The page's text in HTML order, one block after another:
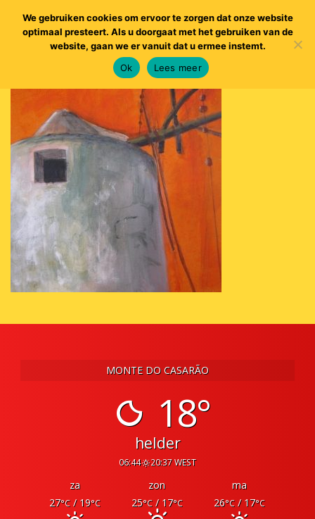
MONTE DO CASARÃO
18°
helder
06:44 20:37 WEST
za zon
ma
27°C/ 19°C 25°C/ 17°C 26°C/ 17°C
We gebruiken cookies om ervoor te zorgen dat onze website
optimaal presteert. Als u doorgaat met het gebruiken van de
website, gaan we er vanuit dat u ermee instemt.
Ok
Lees meer